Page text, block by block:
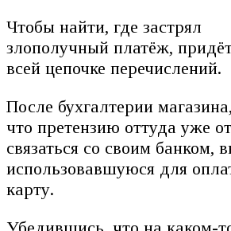
Чтобы найти, где застрял
злополучный платёж,
всей цепочке перечислений.
После бухгалтерии
что претензию оттуда уже
связаться со своим банком,
использовавшуюся для
карту.